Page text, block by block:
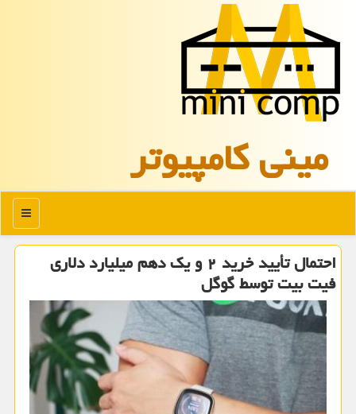
مینی كامپیوتر
منو
احتمال تأیید خرید ۲ و یك دهم میلیارد دلاری
فیت بیت توسط گوگل